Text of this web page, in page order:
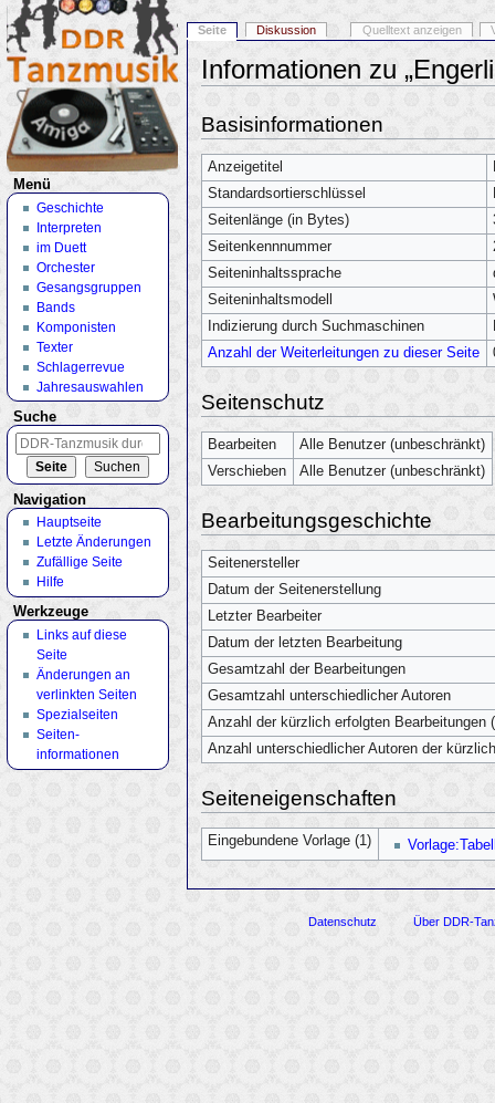
Informationen zu
Basisinformationen
Anzeigetitel
Standardsortierschlüssel
Seitenlänge (in Bytes)
Seitenkennnummer
Seiteninhaltssprache
Seiteninhaltsmodell
Indizierung durch Suchmaschinen
Anzahl der Weiterleitungen zu dieser Seite
Seitenschutz
Bearbeiten
Alle Benutzer (unbeschränkt)
Verschieben
Alle Benutzer (unbeschränkt)
Bearbeitungsgeschichte
Seitenersteller
Datum der Seitenerstellung
Letzter Bearbeiter
Datum der letzten Bearbeitung
Gesamtzahl der Bearbeitungen
Gesamtzahl unterschiedlicher Autoren
Anzahl der kürzlich erfolgten Bearbeitungen
Anzahl unterschiedlicher Autoren der
Seiteneigenschaften
Eingebundene Vorlage (1)
Seite Diskussion Quelltext anzeigen
Menü
Geschichte
Interpreten
im Duett
Orchester
Gesangsgruppen
Bands
Komponisten
Texter
Schlagerrevue
Jahresauswahlen
Suche
Navigation
Hauptseite
Letzte Änderungen
Zufällige Seite
Hilfe
Werkzeuge
Links auf diese
Seite
Änderungen an
verlinkten Seiten
Spezialseiten
Seiten­
informationen
Datenschutz Über DDR-